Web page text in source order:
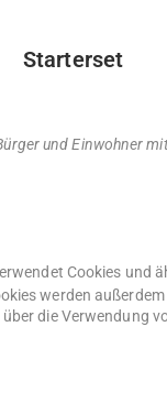
Starterset
und Einwohner
Cookies und
werden
die Verwendung